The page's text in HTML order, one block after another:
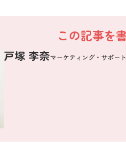
この記事を
戸塚 李奈マーケティング・サポー